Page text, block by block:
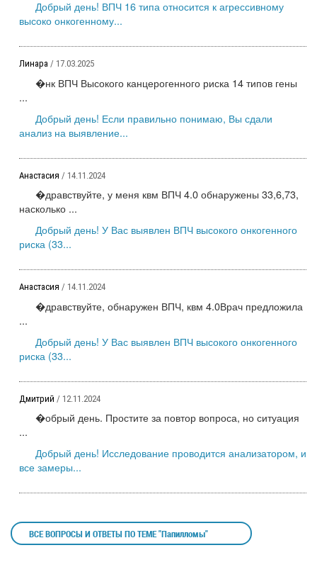
Добрый день! ВПЧ 16 типа относится к агрессивному
высоко онкогенному...
Линара / 17.03.2025
�нк ВПЧ Высокого канцерогенного риска 14 типов гены
...
Добрый день! Если правильно понимаю, Вы сдали
анализ на выявление...
Анастасия / 14.11.2024
�дравствуйте, у меня квм ВПЧ 4.0 обнаружены 33,6,73,
насколько ...
Добрый день! У Вас выявлен ВПЧ высокого онкогенного
риска (33...
Анастасия / 14.11.2024
�дравствуйте, обнаружен ВПЧ, квм 4.0Врач предложила
...
Добрый день! У Вас выявлен ВПЧ высокого онкогенного
риска (33...
Дмитрий / 12.11.2024
�обрый день. Простите за повтор вопроса, но ситуация
...
Добрый день! Исследование проводится анализатором, и
все замеры...
ВСЕ ВОПРОСЫ И ОТВЕТЫ ПО ТЕМЕ "Папилломы"